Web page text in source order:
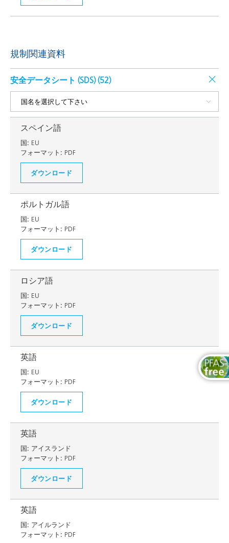
規制関連資料
安全データシート (SDS) (52)
スペイン語
国: EU
フォーマット: PDF
ダウンロード
ポルトガル語
国: EU
フォーマット: PDF
ダウンロード
ロシア語
国: EU
フォーマット: PDF
ダウンロード
英語
国: EU
フォーマット: PDF
ダウンロード
英語
国: アイスランド
フォーマット: PDF
ダウンロード
英語
国: アイルランド
フォーマット: PDF